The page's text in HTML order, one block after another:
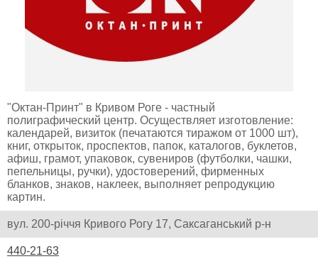
"Октан-Принт" в Кривом Роге - частный
полиграфический центр. Осуществляет изготовление:
календарей, визиток (печатаются тиражом от 1000 шт),
книг, открыток, проспектов, папок, каталогов, буклетов,
афиш, грамот, упаковок, сувениров (футболки, чашки,
пепельницы, ручки), удостоверений, фирменных
бланков, знаков, наклеек, выполняет репродукцию
картин.
вул. 200-річчя Кривого Рогу 17, Саксаганський р-н
440-21-63